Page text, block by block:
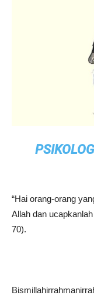
“Hai orang-orang
Allah dan
70).